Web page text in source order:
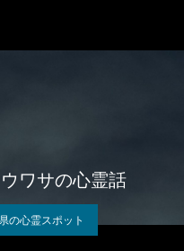
ワサの心霊話
の心霊スポット